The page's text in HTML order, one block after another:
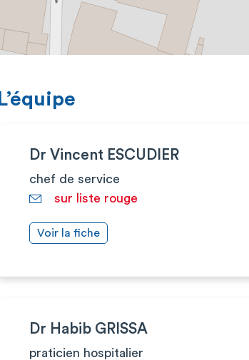
L’équipe
Dr Vincent ESCUDIER
chef de service
sur liste rouge
Voir la fiche
Dr Habib GRISSA
praticien hospitalier